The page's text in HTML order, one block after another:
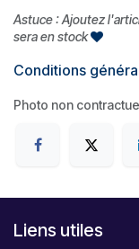
Astuce : Ajoutez
sera en stock
Conditions
Photo non
Liens utiles